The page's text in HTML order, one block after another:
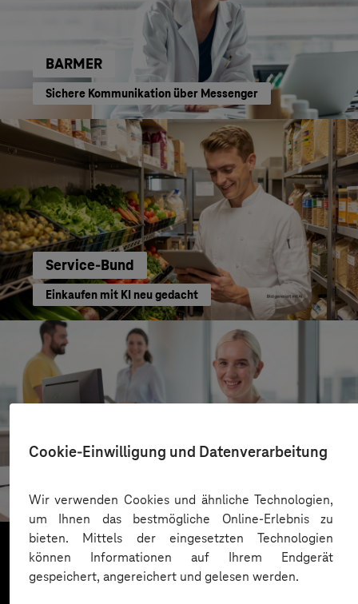
Cookie-Einwilligung und Datenverarbeitung
Wir verwenden Cookies und ähnliche Technologien,
um Ihnen das bestmögliche Online-Erlebnis zu
bieten. Mittels der eingesetzten Technologien
können Informationen auf Ihrem Endgerät
gespeichert, angereichert und gelesen werden.
BARMER
Sichere Kommunikation über Messenger
Service-Bund
Einkaufen mit KI neu gedacht
Kreis Bergstraße
KI für moderne Verwaltung
Mehr laden